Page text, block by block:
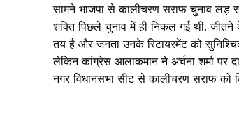
सामने भाजपा से कालीचरण सराफ चुनाव लड़
शक्ति पिछले चुनाव में ही निकल गई थी.
तय है और जनता उनके रिटायरमेंट को
लेकिन कांग्रेस आलाकमान ने अर्चना शर्मा पर
नगर विधानसभा सीट से कालीचरण सराफ को